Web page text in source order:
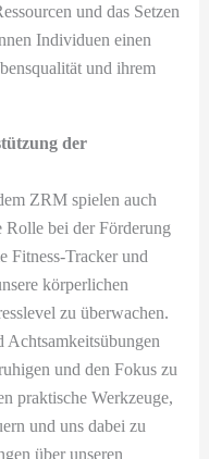
und das Setzen
Individuen einen
und ihrem
der
ZRM spielen auch
bei der Förderung
Fitness-Tracker und
körperlichen
zu überwachen.
und den Fokus zu
praktische Werkzeuge,
und uns dabei zu
über unseren